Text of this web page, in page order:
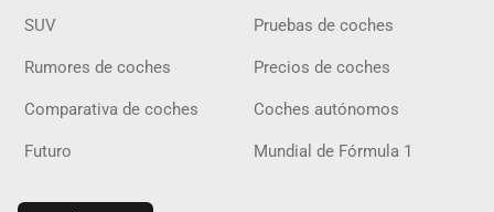
SUV Pruebas de coches
Rumores de coches Precios de coches
Comparativa de coches Coches autónomos
Futuro Mundial de Fórmula 1